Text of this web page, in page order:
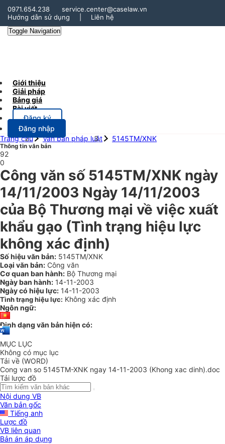
0971.654.238
service.center@caselaw.vn
Hướng dẫn sử dụng
Liên hệ
Toggle Navigation
Giới thiệu
Giải pháp
Bảng giá
Bài viết
Đăng ký
Đăng nhập
Trang chủ
Văn bản pháp luật 5145TM/XNK
Thông tin văn bản
92
0
Công văn số 5145TM/XNK ngày
14/11/2003 Ngày 14/11/2003
của Bộ Thương mại về việc xuất
khẩu gạo (Tình trạng hiệu lực
không xác định)
Số hiệu văn bản: 5145TM/XNK
Loại văn bản: Công văn
Cơ quan ban hành: Bộ Thương mại
Ngày ban hành: 14-11-2003
Ngày có hiệu lực: 14-11-2003
Tình trạng hiệu lực: Không xác định
Ngôn ngữ:
Định dạng văn bản hiện có:
MỤC LỤC
Không có mục lục
Tải về (WORD)
Cong van so 5145TM-XNK ngay 14-11-2003 (Khong xac dinh).doc
Tải lược đồ
Nội dung VB
Văn bản gốc
Tiếng anh
Lược đồ
VB liên quan
Bản án áp dụng